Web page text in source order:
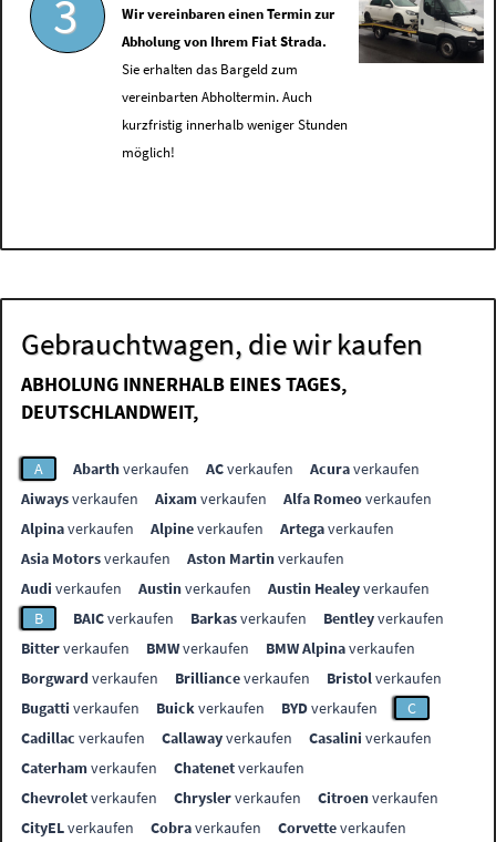
3
Wir vereinbaren einen Termin zur
Abholung von Ihrem Fiat Strada.
Sie erhalten das Bargeld zum
vereinbarten Abholtermin. Auch
kurzfristig innerhalb weniger Stunden
möglich!
Gebrauchtwagen, die wir kaufen
ABHOLUNG INNERHALB EINES TAGES,
DEUTSCHLANDWEIT,
A Abarthverkaufen ACverkaufen Acuraverkaufen
Aiwaysverkaufen Aixamverkaufen Alfa Romeoverkaufen
Alpinaverkaufen Alpineverkaufen Artegaverkaufen
Asia Motorsverkaufen Aston Martinverkaufen
Audi verkaufen Austinverkaufen Austin Healeyverkaufen
B
BAICverkaufen Barkasverkaufen Bentleyverkaufen
Bitterverkaufen BMWverkaufen BMW Alpinaverkaufen
Borgwardverkaufen Brillianceverkaufen Bristolverkaufen
Bugatti verkaufen Buickverkaufen BYDverkaufen
C
Cadillac verkaufen Callawayverkaufen Casalini verkaufen
Caterhamverkaufen Chatenetverkaufen
Chevroletverkaufen Chryslerverkaufen Citroenverkaufen
CityELverkaufen Cobraverkaufen Corvetteverkaufen